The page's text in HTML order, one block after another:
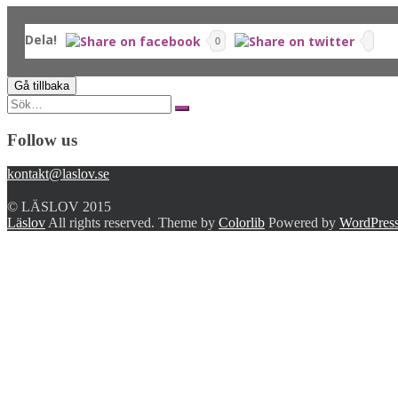
Dela! 0
Search
for:
Follow us
kontakt@laslov.se
© LÄSLOV 2015
Läslov All rights reserved. Theme by Colorlib Powered by